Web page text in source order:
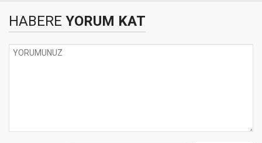
HABERE YORUM KAT